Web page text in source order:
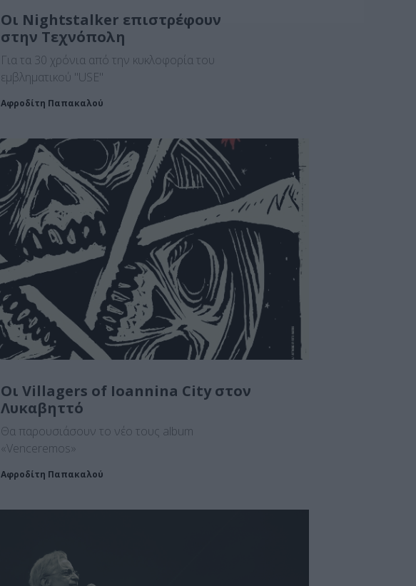
Οι Nightstalker επιστρέφουν
στην Τεχνόπολη
Για τα 30 χρόνια από την κυκλοφορία του
εμβληματικού "USE"
Αφροδίτη Παπακαλού
Οι Villagers of Ioannina City στον
Λυκαβηττό
Θα παρουσιάσουν το νέο τους album
«Venceremos»
Αφροδίτη Παπακαλού